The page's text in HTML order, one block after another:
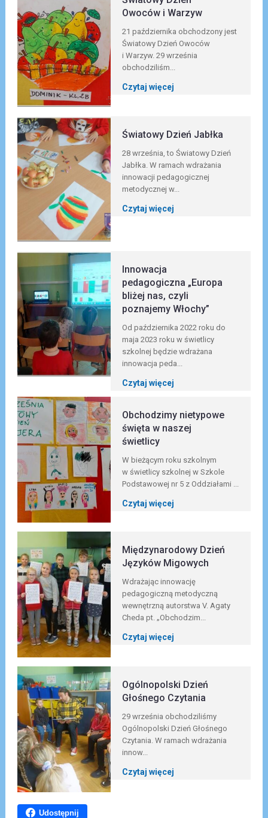
Owoców i Warzyw
21 października obchodzony jest
Światowy Dzień Owoców
i Warzyw. 29 września
obchodziliśm...
Czytaj więcej
Światowy Dzień Jabłka
28 września, to Światowy Dzień
Jabłka. W ramach wdrażania
innowacji pedagogicznej
metodycznej w...
Czytaj więcej
Innowacja
pedagogiczna „Europa
bliżej nas, czyli
poznajemy Włochy”
Od października 2022 roku do
maja 2023 roku w świetlicy
szkolnej będzie wdrażana
innowacja peda...
Czytaj więcej
Obchodzimy nietypowe
święta w naszej
świetlicy
W bieżącym roku szkolnym
w świetlicy szkolnej w Szkole
Podstawowej nr 5 z Oddziałami ...
Czytaj więcej
Międzynarodowy Dzień
Języków Migowych
Wdrażając innowację
pedagogiczną metodyczną
wewnętrzną autorstwa V. Agaty
Cheda pt. „Obchodzim...
Czytaj więcej
Ogólnopolski Dzień
Głośnego Czytania
29 września obchodziliśmy
Ogólnopolski Dzień Głośnego
Czytania. W ramach wdrażania
innow...
Czytaj więcej
Udostępnij